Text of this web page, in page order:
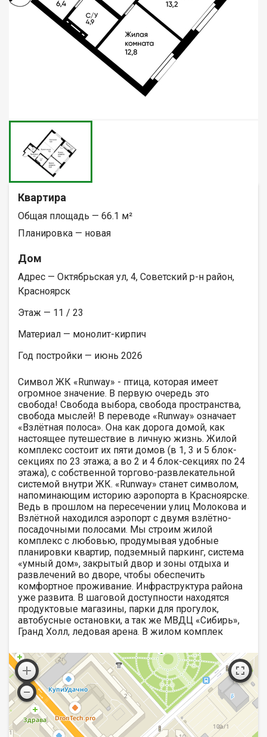
Квартира
Общая площадь — 66.1 м²
Планировка — новая
Дом
Адрес — Октябрьская ул, 4, Советский р-н район,
Красноярск
Этаж — 11 / 23
Материал — монолит-кирпич
Год постройки — июнь 2026
Символ ЖК «Runway» - птица, которая имеет
огромное значение. В первую очередь это
свобода! Свобода выбора, свобода пространства,
свобода мыслей! В переводе «Runway» означает
«Взлётная полоса». Она как дорога домой, как
настоящее путешествие в личную жизнь. Жилой
комплекс состоит их пяти домов (в 1, 3 и 5 блок-
секциях по 23 этажа; а во 2 и 4 блок-секциях по 24
этажа), с собственной торгово-развлекательной
системой внутри ЖК. «Runway» станет символом,
напоминающим историю аэропорта в Красноярске.
Ведь в прошлом на пересечении улиц Молокова и
Взлётной находился аэропорт с двумя взлётно-
посадочными полосами. Мы строим жилой
комплекс с любовью, продумывая удобные
планировки квартир, подземный паркинг, система
«умный дом», закрытый двор и зоны отдыха и
развлечений во дворе, чтобы обеспечить
комфортное проживание. Инфраструктура района
уже развита. В шаговой доступности находятся
продуктовые магазины, парки для прогулок,
автобусные остановки, а так же МВДЦ «Сибирь»,
Гранд Холл, ледовая арена. В жилом комплек